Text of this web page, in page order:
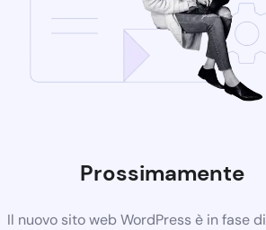
Prossimamente
Il nuovo sito web WordPress è in fase di